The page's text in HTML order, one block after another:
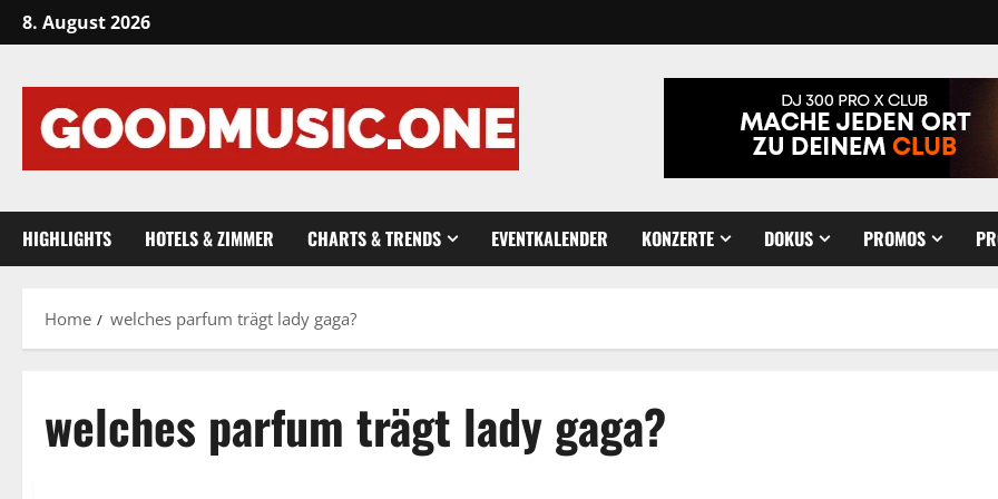
Skip
to
8. August 2026
HIGHLIGHTS HOTELS & ZIMMER CHARTS & TRENDS EVENTKALENDER KONZERTE DOKUS PROMOS
Home welches parfum trägt lady gaga?
welches parfum trägt lady gaga?